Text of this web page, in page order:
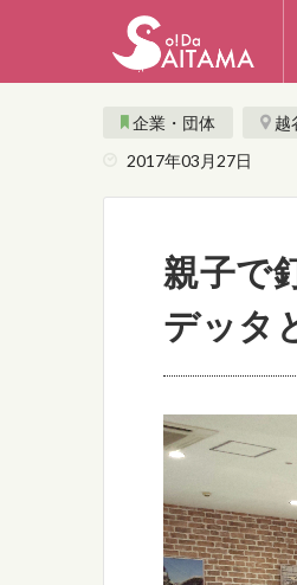
企業・団体
越
2017年03月27日
親子で
デッタ